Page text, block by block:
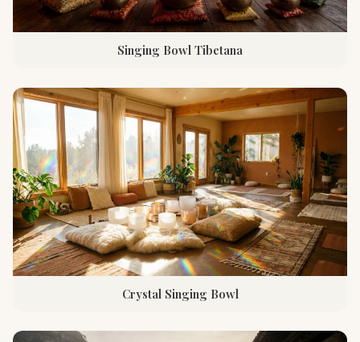
Singing Bowl Tibetana
Crystal Singing Bowl